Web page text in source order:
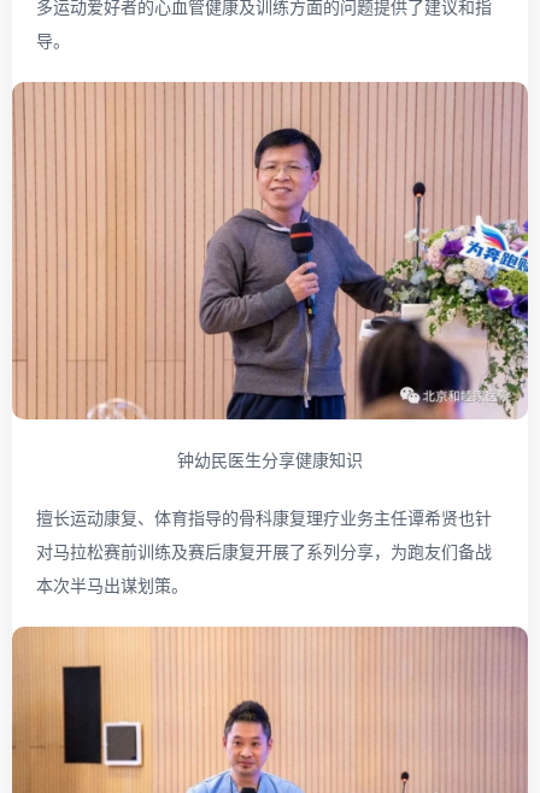
多运动爱好者的心血管健康及训练方面的问题提供了建议和指
导。
钟幼民医生分享健康知识
擅长运动康复、体育指导的骨科康复理疗业务主任谭希贤也针
对马拉松赛前训练及赛后康复开展了系列分享，为跑友们备战
本次半马出谋划策。